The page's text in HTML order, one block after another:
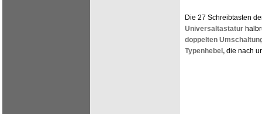
Die 27 Schreibtasten
Universaltastatur
doppelten
Typenhebel, die nach